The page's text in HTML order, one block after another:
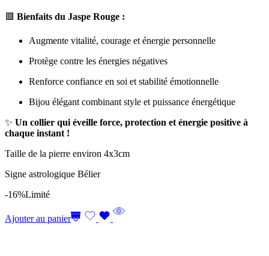
🟥 Bienfaits du Jaspe Rouge :
Augmente vitalité, courage et énergie personnelle
Protège contre les énergies négatives
Renforce confiance en soi et stabilité émotionnelle
Bijou élégant combinant style et puissance énergétique
✨ Un collier qui éveille force, protection et énergie positive à
chaque instant !
Taille de la pierre environ 4x3cm
Signe astrologique Bélier
-16%Limité
Ajouter au panier